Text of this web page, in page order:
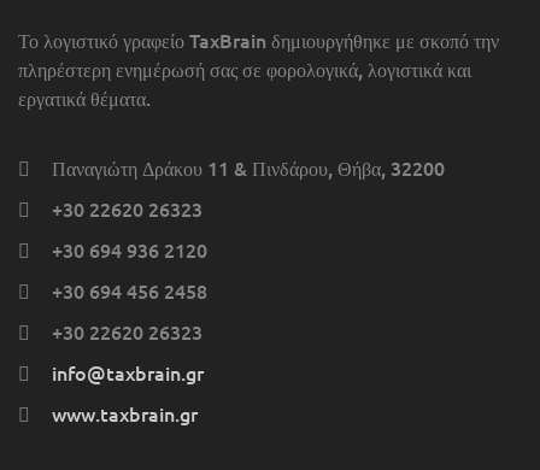
Το λογιστικό γραφείο TaxBrain δημιουργήθηκε με σκοπό την
πληρέστερη ενημέρωσή σας σε φορολογικά, λογιστικά και
εργατικά θέματα.
Παναγιώτη Δράκου 11 & Πινδάρου, Θήβα, 32200
+30 22620 26323
+30 694 936 2120
+30 694 456 2458
+30 22620 26323
info@taxbrain.gr
www.taxbrain.gr